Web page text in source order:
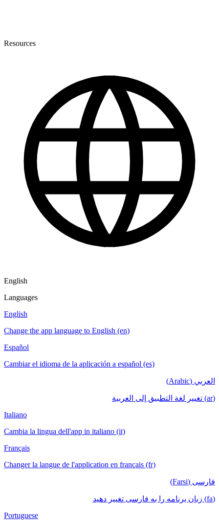
Resources
English
Languages
English
Change the app language to English (en)
Español
Cambiar el idioma de la aplicación a español (es)
العربي (Arabic)
(ar) تغيير لغة التطبيق إلى العربية
Italiano
Cambia la lingua dell'app in italiano (it)
Français
Changer la langue de l'application en français (fr)
فارسی (Farsi)
(fa) زبان برنامه را به فارسی تغییر دهید
Portuguese